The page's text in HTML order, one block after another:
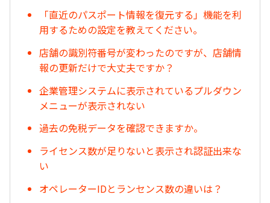
「直近のパスポート情報を復元する」機能を利
用するための設定を教えてください。
店舗の識別符番号が変わったのですが、店舗情
報の更新だけで大丈夫ですか？
企業管理システムに表示されているプルダウン
メニューが表示されない
過去の免税データを確認できますか。
ライセンス数が足りないと表示され認証出来な
い
オペレーターIDとランセンス数の違いは？